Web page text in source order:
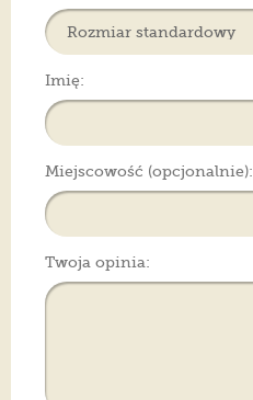
Imię:
Miejscowość (opcjonalnie):
Twoja opinia: